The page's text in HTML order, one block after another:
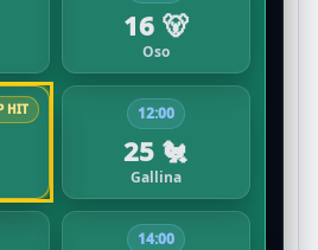
16 🐻
Oso
12:00
25 🐔
Gallina
14:00